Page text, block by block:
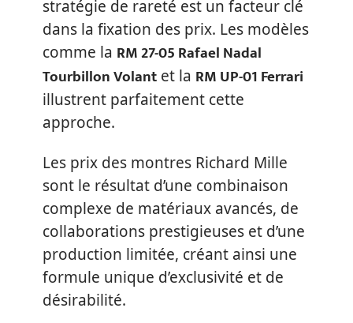
stratégie de rareté est un facteur clé
dans la fixation des prix. Les modèles
comme la RM 27-05 Rafael Nadal
Tourbillon Volant et la RM UP-01 Ferrari
illustrent parfaitement cette
approche.
Les prix des montres Richard Mille
sont le résultat d’une combinaison
complexe de matériaux avancés, de
collaborations prestigieuses et d’une
production limitée, créant ainsi une
formule unique d’exclusivité et de
désirabilité.